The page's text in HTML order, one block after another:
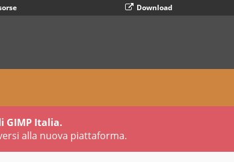
Download
GIMP Italia.
alla nuova piattaforma.